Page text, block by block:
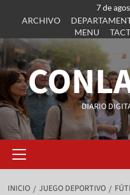
7 de
ARCHIVO
MENU
DIARIO
INICIO JUEGO DEPORTIVO